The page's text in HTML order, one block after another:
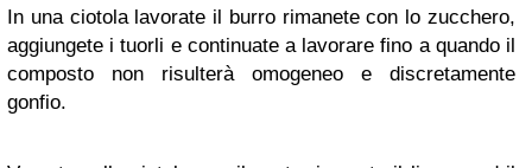
In una ciotola lavorate il burro rimanete con lo zucchero,
aggiungete i tuorli e continuate a lavorare fino a quando il
composto non risulterà omogeneo e discretamente
gonfio.